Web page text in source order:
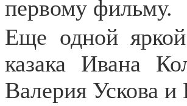
первому фильму.
Еще одной
казака Ивана
Валерия Ускова